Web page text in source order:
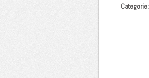
Categorie: